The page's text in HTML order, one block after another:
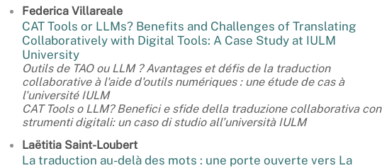
Federica Villareale
CAT Tools or LLMs? Benefits and Challenges of Translating
Collaboratively with Digital Tools: A Case Study at IULM
University
Outils de TAO ou LLM ? Avantages et défis de la traduction
collaborative à l'aide d'outils numériques : une étude de cas à
l'université IULM
CAT Tools o LLM? Benefici e sfide della traduzione collaborativa con
strumenti digitali: un caso di studio all’università IULM
Laëtitia Saint-Loubert
La traduction au-delà des mots : une porte ouverte vers La